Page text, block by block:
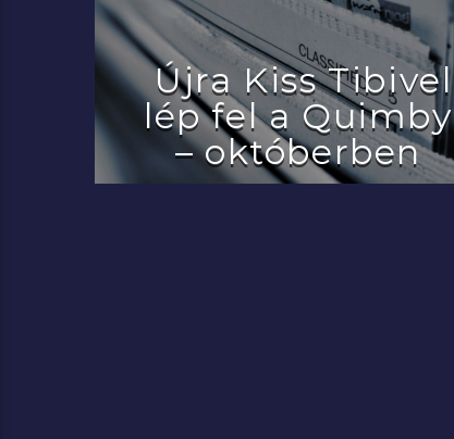
Újra Kiss Tibivel
lép fel a Quimby
– októberben